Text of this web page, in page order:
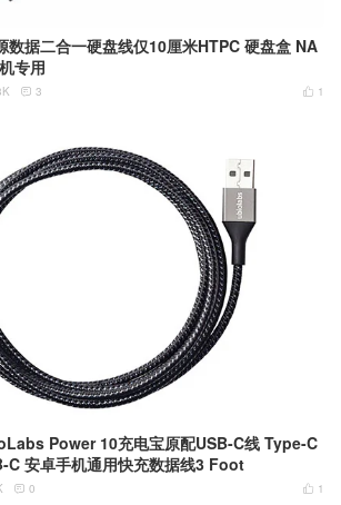
数据二合一硬盘线仅10厘米HTPC 硬盘盒 NA
专用
 1
 3
Power 10充电宝原配USB-C线 Type-C
C 安卓手机通用快充数据线3 Foot
 1
 0